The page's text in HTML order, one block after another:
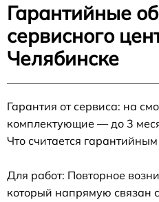
Гарантийные
сервисного
Челябинске
Гарантия от сервиса: на
комплектующие — до 3
Что считается
Для работ: Повторное
который напрямую связан